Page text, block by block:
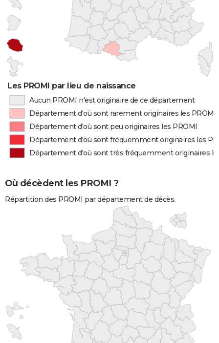
Les PROMI par lieu de naissance
Aucun PROMI n'est originaire de ce département
Département d'où sont rarement originaires les PROMI
Département d'où sont peu originaires les PROMI
Département d'où sont fréquemment originaires les
Département d'où sont très fréquemment originaires
Où décèdent les PROMI ?
Répartition des PROMI par département de décès.